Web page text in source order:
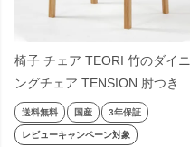
椅子 チェア TEORI 竹のダイニ
ングチェア TENSION 肘つき シ
ンプル 天然木 木目 木製 ナチュ
ラル テオリ 国産 日本製
送料無料 国産 3年保証
レビューキャンペーン対象